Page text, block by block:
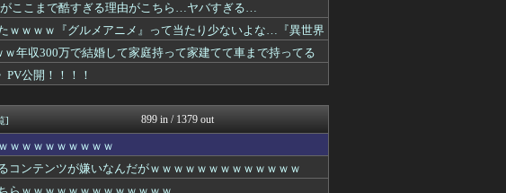
がここまで酷すぎる理由がこちら…ヤバすぎる…
ｗｗｗｗ『グルメアニメ』って当たり少ないよな…『異世界
年収300万で結婚して家庭持って家建てて車まで持ってる
PV公開！！！！
] 899 in / 1379 out
ｗｗｗｗｗｗｗｗｗ
コンテンツが嫌いなんだがｗｗｗｗｗｗｗｗｗｗｗｗｗ